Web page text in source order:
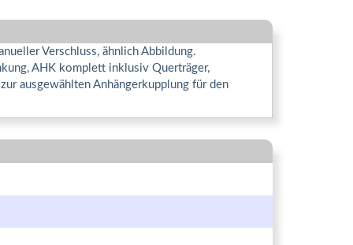
Verschluss, ähnlich Abbildung.
AHK komplett inklusiv Querträger,
ausgewählten Anhängerkupplung für den